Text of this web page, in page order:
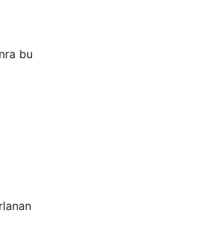
bu